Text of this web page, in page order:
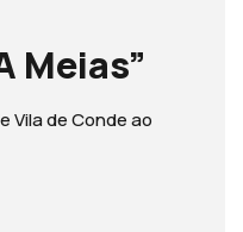
Meias”
Vila de Conde ao